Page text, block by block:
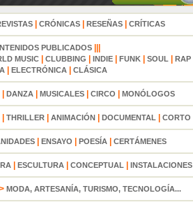
| CRÓNICAS| RESEÑAS| CRÍTICAS
PUBLICADOS
MUSIC| CLUBBING INDIE| FUNK| SOUL| RAP|
| ELECTRÓNICA| CLÁSICA
DANZA| MUSICALES| CIRCO MONÓLOGOS
THRILLER ANIMACIÓN DOCUMENTAL CORTO
ENSAYO POESÍA CERTÁMENES
ESCULTURA CONCEPTUAL INSTALACIONES
MODA, ARTESANÍA, TURISMO, TECNOLOGÍA...